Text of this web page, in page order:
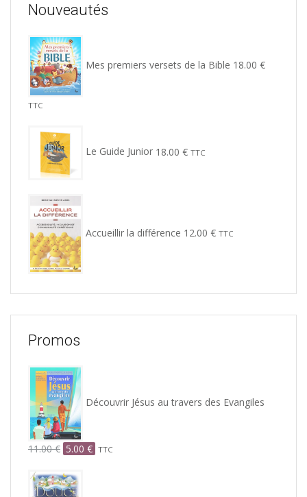
Nouveautés
Mes premiers versets de la Bible 18.00 €
TTC
Le Guide Junior 18.00 € TTC
Accueillir la différence 12.00 € TTC
Promos
Découvrir Jésus au travers des Evangiles
11.00€ Le
initial
était :
5.00 €Le
TTC